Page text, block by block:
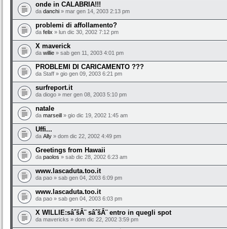
onde in CALABRIA!!!
da danchi » mar gen 14, 2003 2:13 pm
problemi di affollamento?
da felix » lun dic 30, 2002 7:12 pm
X maverick
da willie » sab gen 11, 2003 4:01 pm
PROBLEMI DI CARICAMENTO ???
da Staff » gio gen 09, 2003 6:21 pm
surfreport.it
da diogo » mer gen 08, 2003 5:10 pm
natale
da marseill » gio dic 19, 2002 1:45 am
Uffi...
da Ally » dom dic 22, 2002 4:49 pm
Greetings from Hawaii
da paolos » sab dic 28, 2002 6:23 am
www.lascaduta.too.it
da pao » sab gen 04, 2003 6:09 pm
www.lascaduta.too.it
da pao » sab gen 04, 2003 6:03 pm
X WILLIE:sâˆšÂ¨ sâˆšÂ¨ entro in quegli spot
da mavericks » dom dic 22, 2002 3:59 pm